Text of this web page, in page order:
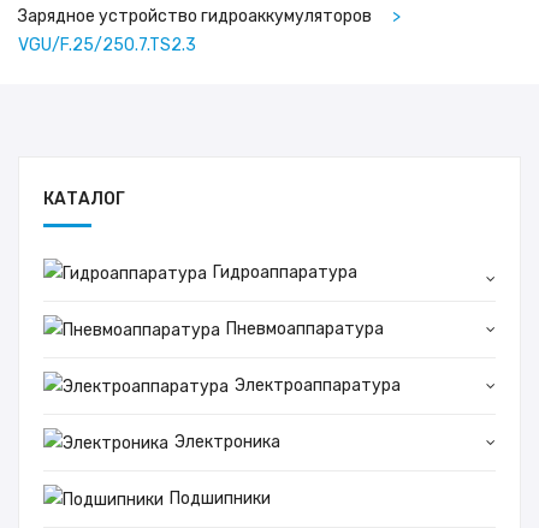
Зарядное устройство гидроаккумуляторов
VGU/F.25/250.7.TS2.3
КАТАЛОГ
Гидроаппаратура
Пневмоаппаратура
Электроаппаратура
Электроника
Подшипники